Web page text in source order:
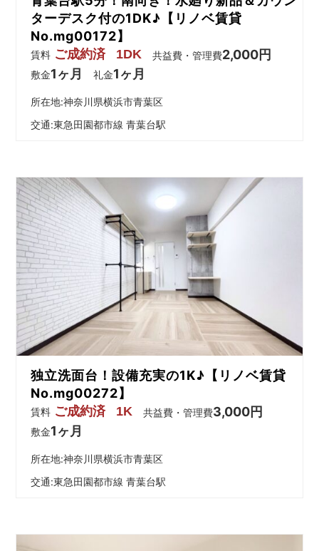
ターデスク付の1DK♪【リノベ賃貸
No.mg00172】
賃料 ご成約済 1DK 共益費・管理費2,000円
敷金1ヶ月 礼金1ヶ月
所在地:神奈川県横浜市青葉区
交通:東急田園都市線 青葉台駅
独立洗面台！設備充実の1K♪【リノベ賃貸
No.mg00272】
賃料 ご成約済 1K 共益費・管理費3,000円
敷金1ヶ月
所在地:神奈川県横浜市青葉区
交通:東急田園都市線 青葉台駅